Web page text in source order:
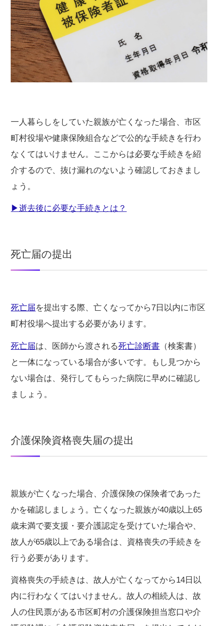
一人暮らしをしていた親族が亡くなった場合、市区
町村役場や健康保険組合などで公的な手続きを行わ
なくてはいけません。ここからは必要な手続きを紹
介するので、抜け漏れのないよう確認しておきまし
ょう。
▶︎逝去後に必要な手続きとは？
死亡届の提出
死亡届を提出する際、亡くなってから7日以内に市区
町村役場へ提出する必要があります。
死亡届は、医師から渡される死亡診断書 （検案書）
と一体になっている場合が多いです。もし見つから
ない場合は、発行してもらった病院に早めに確認し
ましょう。
介護保険資格喪失届の提出
親族が亡くなった場合、介護保険の保険者であった
かを確認しましょう。亡くなった親族が40歳以上65
歳未満で要支援・要介護認定を受けていた場合や、
故人が65歳以上である場合は、資格喪失の手続きを
行う必要があります。
資格喪失の手続きは、故人が亡くなってから14日以
内に行わなくてはいけません。故人の相続人は、故
人の住民票がある市区町村の介護保険担当窓口や介